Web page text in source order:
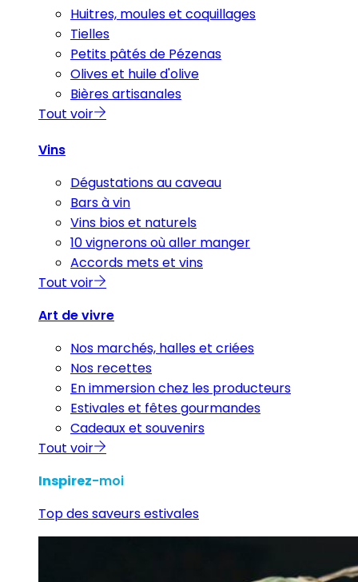
Huitres, moules et coquillages
Tielles
Petits pâtés de Pézenas
Olives et huile d'olive
Bières artisanales
Tout voir
Vins
Dégustations au caveau
Bars à vin
Vins bios et naturels
10 vignerons où aller manger
Accords mets et vins
Tout voir
Art de vivre
Nos marchés, halles et criées
Nos recettes
En immersion chez les producteurs
Estivales et fêtes gourmandes
Cadeaux et souvenirs
Tout voir
Inspirez-moi
Top des saveurs estivales